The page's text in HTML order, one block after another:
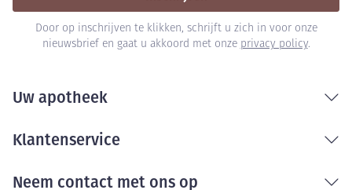
Door op inschrijven te klikken, schrijft u zich in voor onze
nieuwsbrief en gaat u akkoord met onze privacy policy.
Uw apotheek
Klantenservice
Neem contact met ons op